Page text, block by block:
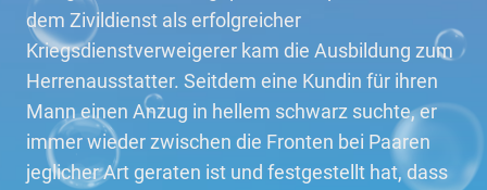
dem Zivildienst als erfolgreicher
Kriegsdienstverweigerer kam die Ausbildung zum
Herrenausstatter. Seitdem eine Kundin für ihren
Mann einen Anzug in hellem schwarz suchte, er
immer wieder zwischen die Fronten bei Paaren
jeglicher Art geraten ist und festgestellt hat, dass